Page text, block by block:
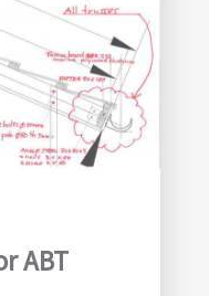
ABT